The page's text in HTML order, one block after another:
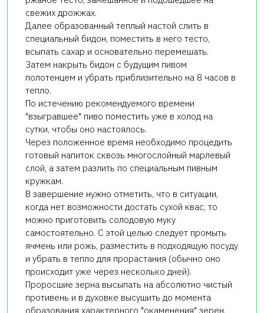
свежих дрожжах.
Далее образованный теплый настой слить в
специальный бидон, поместить в него тесто,
всыпать сахар и основательно перемешать.
Затем накрыть бидон с будущим пивом
полотенцем и убрать приблизительно на 8 часов в
тепло.
По истечению рекомендуемого времени
"взыгравшее" пиво поместить уже в холод на
сутки, чтобы оно настоялось.
Через положенное время необходимо процедить
готовый напиток сквозь многослойный марлевый
слой, а затем разлить по специальным пивным
кружкам.
В завершение нужно отметить, что в ситуации,
когда нет возможности достать сухой квас, то
можно приготовить солодовую муку
самостоятельно. С этой целью следует промыть
ячмень или рожь, разместить в подходящую посуду
и убрать в тепло для прорастания (обычно оно
происходит уже через несколько дней).
Проросшие зерна высыпать на абсолютно чистый
противень и в духовке высушить до момента
образования характерного "окаменения" зерен.